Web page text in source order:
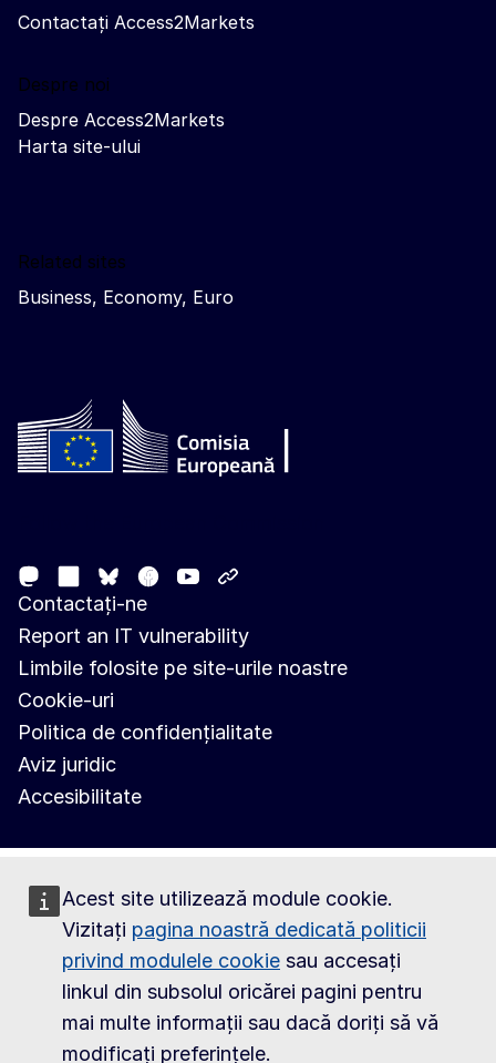
Acest site utilizează module cookie.
Vizitați pagina noastră dedicată politicii
privind modulele cookie sau accesați
linkul din subsolul oricărei pagini pentru
mai multe informații sau dacă doriți să vă
modificați preferințele.
Contactați Access2Markets
Despre noi
Despre Access2Markets
Harta site-ului
Related sites
Business, Economy, Euro
MastodonLinkedIn
Bluesky
Facebook
Youtube
Contactați-ne
Report an IT vulnerability
Limbile folosite pe site-urile noastre
Cookie-uri
Politica de confidențialitate
Aviz juridic
Accesibilitate